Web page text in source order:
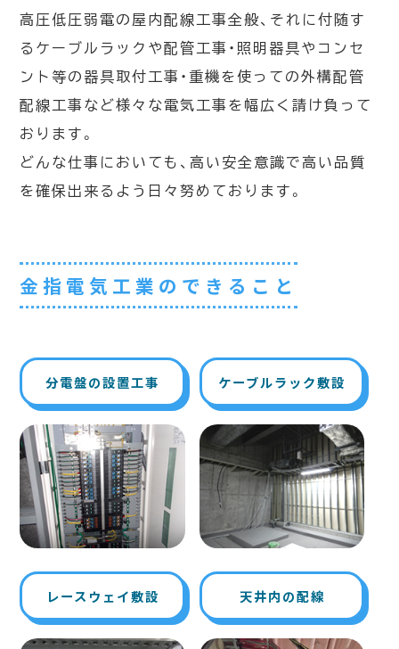
高圧低圧弱電の屋内配線工事全般、それに付随す
るケーブルラックや配管工事・照明器具やコンセ
ント等の器具取付工事・重機を使っての外構配管
配線工事など様々な電気工事を幅広く請け負って
おります。
どんな仕事においても、高い安全意識で高い品質
を確保出来るよう日々努めております。
金指電気工業のできること
分電盤の設置工事 ケーブルラック敷設
レースウェイ敷設 天井内の配線